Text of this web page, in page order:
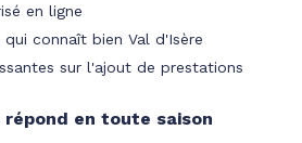
en ligne
connaît bien Val d'Isère
sur l'ajout de prestations
en toute saison